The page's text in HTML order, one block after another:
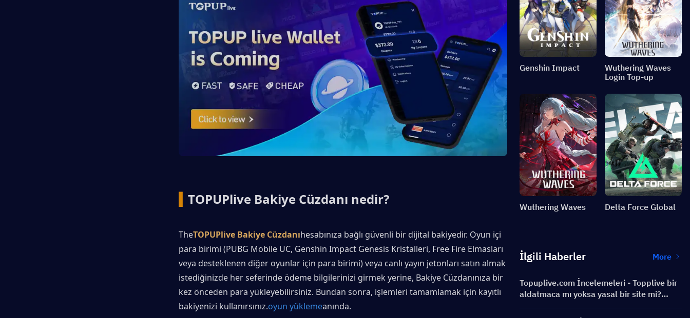
TOPUPlive Bakiye Cüzdanı nedir?
TheTOPUPlive Bakiye Cüzdanıhesabınıza bağlı güvenli bir dijital bakiyedir. Oyun içi
para birimi (PUBG Mobile UC, Genshin Impact Genesis Kristalleri, Free Fire Elmasları
veya desteklenen diğer oyunlar için para birimi) veya canlı yayın jetonları satın almak
istediğinizde her seferinde ödeme bilgilerinizi girmek yerine, Bakiye Cüzdanınıza bir
kez önceden para yükleyebilirsiniz. Bundan sonra, işlemleri tamamlamak için kayıtlı
bakiyenizi kullanırsınız.oyun yüklemeanında.
Genshin Impact
Wuthering Waves
Login Top-up
Wuthering Waves Delta Force Global
İlgili Haberler More
Topuplive.com İncelemeleri - Topplive bir
aldatmaca mı yoksa yasal bir site mi?
Kullanmalı mısın?